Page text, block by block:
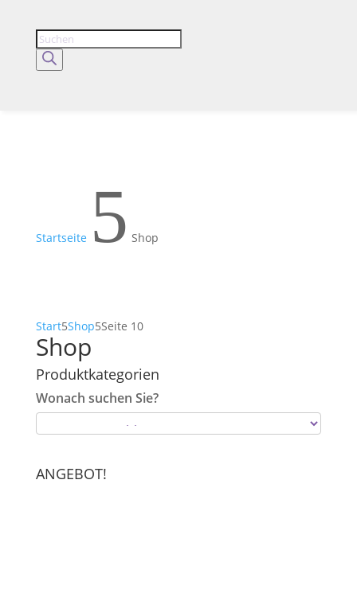
Products
search
Startseite 5 Shop
Start5Shop5Seite 10
Shop
Produktkategorien
Wonach suchen Sie?
ANGEBOT!